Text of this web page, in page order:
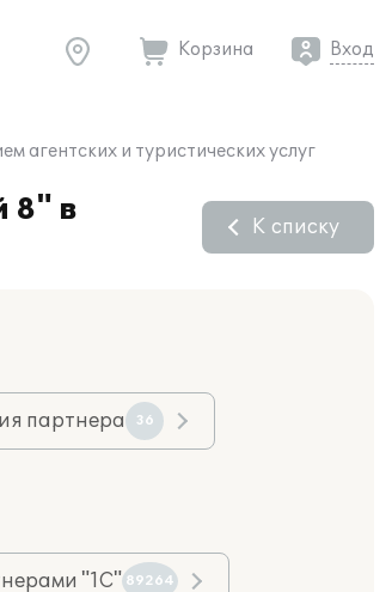
Корзина Вход
агентских и туристических услуг
8" в
К списку
партнера 36
"1С" 89264